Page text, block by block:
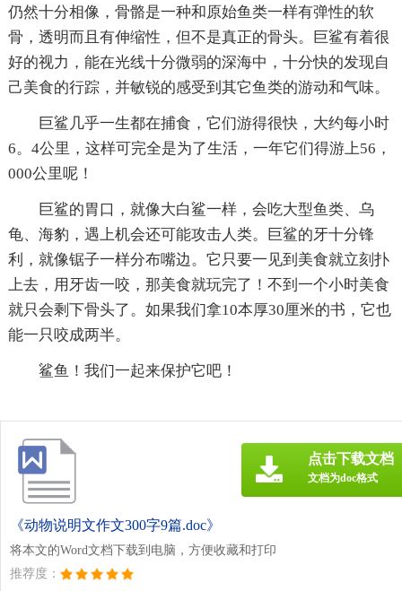
仍然十分相像，骨骼是一种和原始鱼类一样有弹性的软
骨，透明而且有伸缩性，但不是真正的骨头。巨鲨有着很
好的视力，能在光线十分微弱的深海中，十分快的发现自
己美食的行踪，并敏锐的感受到其它鱼类的游动和气味。
巨鲨几乎一生都在捕食，它们游得很快，大约每小时
6。4公里，这样可完全是为了生活，一年它们得游上56，
000公里呢！
巨鲨的胃口，就像大白鲨一样，会吃大型鱼类、乌
龟、海豹，遇上机会还可能攻击人类。巨鲨的牙十分锋
利，就像锯子一样分布嘴边。它只要一见到美食就立刻扑
上去，用牙齿一咬，那美食就玩完了！不到一个小时美食
就只会剩下骨头了。如果我们拿10本厚30厘米的书，它也
能一只咬成两半。
鲨鱼！我们一起来保护它吧！
《动物说明文作文300字9篇.doc》
将本文的Word文档下载到电脑，方便收藏和打印
推荐度：
点击下载文档
文档为doc格式